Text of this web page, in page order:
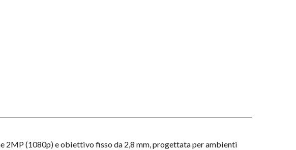
2MP (1080p) e obiettivo fisso da 2,8 mm, progettata per ambienti